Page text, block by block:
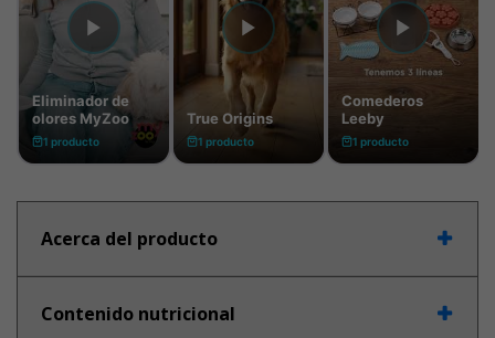
Acerca del producto
Contenido nutricional